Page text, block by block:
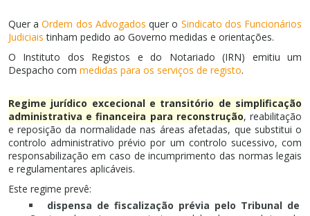
Quer aOrdem dos Advogadosquer o Sindicato dos Funcionários
Judiciaistinham pedido ao Governo medidas e orientações.
O Instituto dos Registos e do Notariado (IRN) emitiu um
Despacho com medidas para os serviços de registo.
Regime jurídico excecional e transitório de simplificação
administrativa e financeira para reconstrução, reabilitação
e reposição da normalidade nas áreas afetadas, que substitui o
controlo administrativo prévio por um controlo sucessivo, com
responsabilização em caso de incumprimento das normas legais
e regulamentares aplicáveis.
Este regime prevê:
dispensa de fiscalização prévia pelo Tribunal de